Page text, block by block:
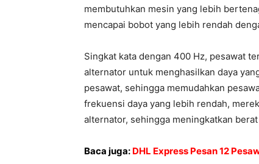
membutuhkan mesin yang lebih
mencapai bobot yang lebih rendah
Singkat kata dengan 400 Hz, pesawat
alternator untuk menghasilkan daya
pesawat, sehingga memudahkan
frekuensi daya yang lebih rendah,
alternator, sehingga meningkatkan
Baca juga: DHL Express Pesan 12